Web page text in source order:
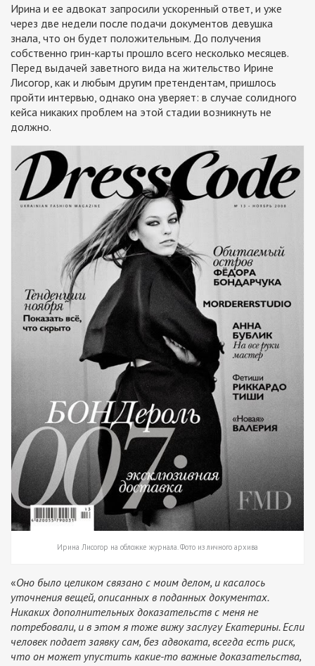
Ирина и ее адвокат запросили ускоренный ответ, и уже
через две недели после подачи документов девушка
знала, что он будет положительным. До получения
собственно грин-карты прошло всего несколько месяцев.
Перед выдачей заветного вида на жительство Ирине
Лисогор, как и любым другим претендентам, пришлось
пройти интервью, однако она уверяет: в случае солидного
кейса никаких проблем на этой стадии возникнуть не
должно.
Ирина Лисогор на обложке журнала. Фото из личного архива
«Оно было целиком связано с моим делом, и касалось
уточнения вещей, описанных в поданных документах.
Никаких дополнительных доказательств с меня не
потребовали, и в этом я тоже вижу заслугу Екатерины. Если
человек подает заявку сам, без адвоката, всегда есть риск,
что он может упустить какие-то важные доказательства,